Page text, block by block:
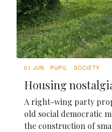
01 JUN PUPIL SOCIETY
Housing
A right-wing party
old social democratic
the construction of